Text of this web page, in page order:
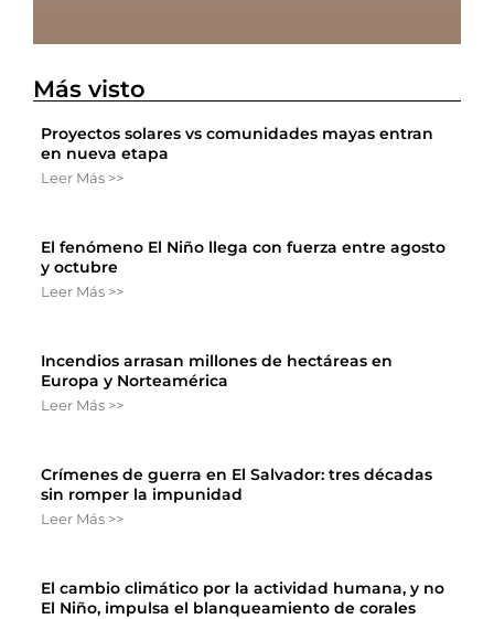
Más visto
Proyectos solares vs comunidades mayas entran
en nueva etapa
Leer Más >>
El fenómeno El Niño llega con fuerza entre agosto
y octubre
Leer Más >>
Incendios arrasan millones de hectáreas en
Europa y Norteamérica
Leer Más >>
Crímenes de guerra en El Salvador: tres décadas
sin romper la impunidad
Leer Más >>
El cambio climático por la actividad humana, y no
El Niño, impulsa el blanqueamiento de corales